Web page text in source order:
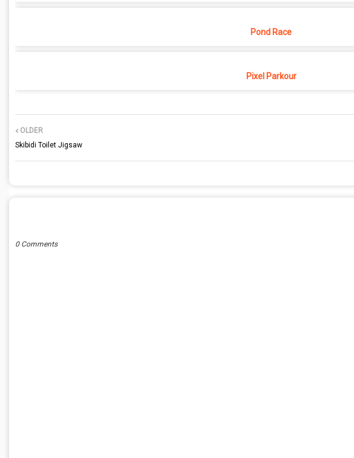
Pond Race
Pixel Parkour
OLDER
Skibidi Toilet Jigsaw
0 Comments